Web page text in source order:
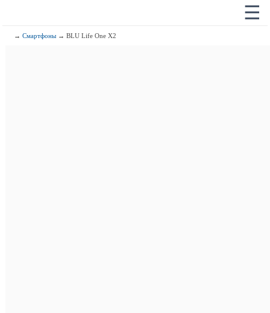
☰
→Смартфоны → BLU Life One X2